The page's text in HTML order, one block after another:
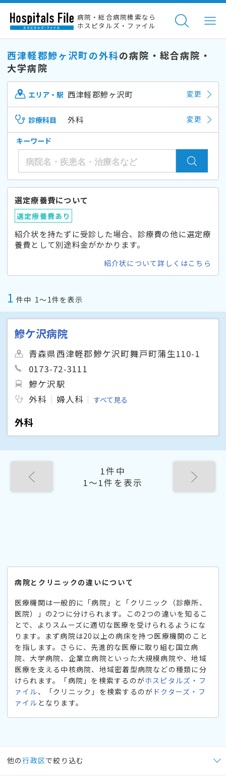
病院・総合病院検索なら
ホスピタルズ・ファイル
西津軽郡鰺ヶ沢町の外科の病院・総合病院・
大学病院
エリア・駅 西津軽郡鰺ヶ沢町 変更
診療科目 外科 変更
キーワード
選定療養費について
選定療養費あり
紹介状を持たずに受診した場合、診療費の他に選定療
養費として別途料金がかかります。
紹介状について詳しくはこちら
1 件中 1〜1件を表示
鰺ケ沢病院
青森県西津軽郡鰺ケ沢町舞戸町蒲生110-1
0173-72-3111
鰺ケ沢駅
外科
婦人科 すべて見る
外科
1件中
1〜1件を表示
病院とクリニックの違いについて
医療機関は一般的に「病院」と「クリニック（診療所、
医院）」の2つに分けられます。この2つの違いを知るこ
とで、よりスムーズに適切な医療を受けられるようにな
ります。まず病院は20以上の病床を持つ医療機関のこと
を指します。さらに、先進的な医療に取り組む国立病
院、大学病院、企業立病院といった大規模病院や、地域
医療を支える中核病院、地域密着型病院などの種類に分
けられます。「病院」を検索するのがホスピタルズ・フ
ァイル、「クリニック」を検索するのが ドクターズ・フ
ァイル となります。
他の行政区で絞り込む